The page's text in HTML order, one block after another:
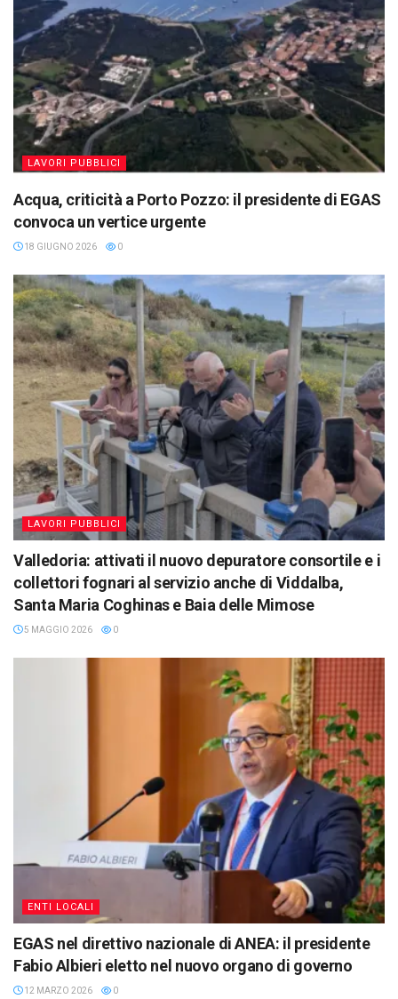
LAVORI PUBBLICI
Acqua, criticità a Porto Pozzo: il presidente di EGAS
convoca un vertice urgente
18 GIUGNO 2026 0
LAVORI PUBBLICI
Valledoria: attivati il nuovo depuratore consortile e i
collettori fognari al servizio anche di Viddalba,
Santa Maria Coghinas e Baia delle Mimose
5 MAGGIO 2026 0
ENTI LOCALI
EGAS nel direttivo nazionale di ANEA: il presidente
Fabio Albieri eletto nel nuovo organo di governo
12 MARZO 2026 0